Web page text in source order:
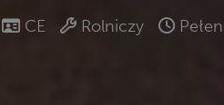
CE Rolniczy